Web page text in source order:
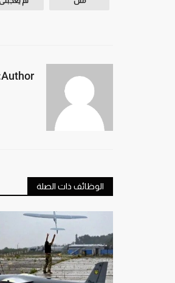
Author: العرب مباشر
الوظائف ذات الصلة